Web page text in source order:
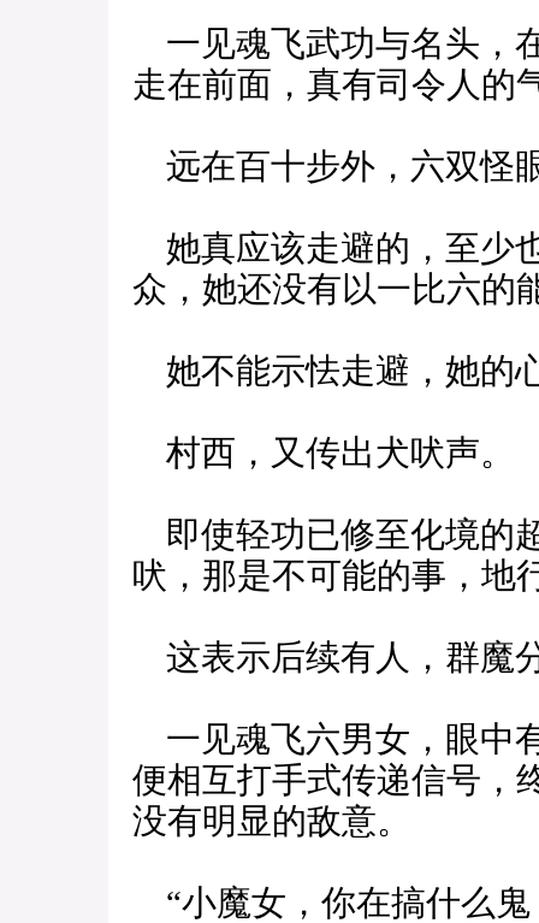
一见魂飞武功与名头，
走在前面，真有司令人的
远在百十步外，六双怪
她真应该走避的，至少
众，她还没有以一比六的
她不能示怯走避，她的
村西，又传出犬吠声。
即使轻功已修至化境的
吠，那是不可能的事，地
这表示后续有人，群魔
一见魂飞六男女，眼中
便相互打手式传递信号，
没有明显的敌意。
“小魔女，你在搞什么鬼